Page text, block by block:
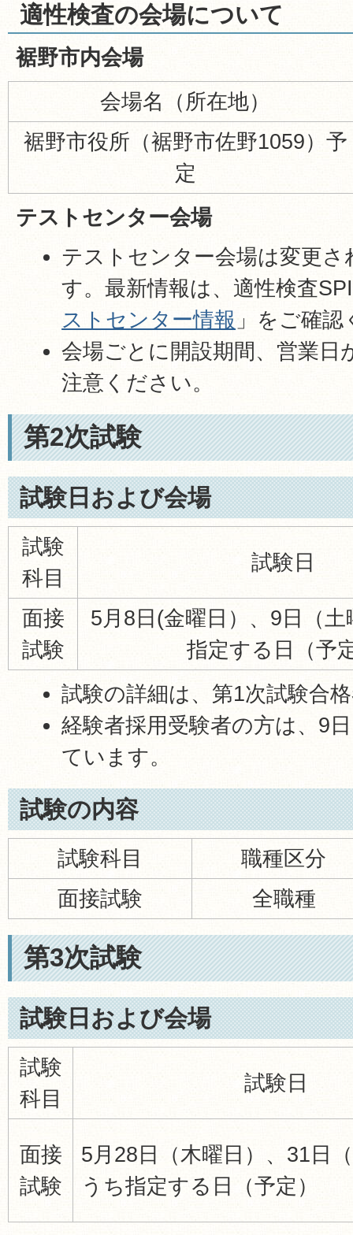
適性検査の会場について
裾野市内会場
会場名（所在地）
裾野市役所（裾野市佐野1059）予
定
テストセンター会場
テストセンター会場は変更
す。最新情報は、適性検査
ストセンター情報 」をご確
会場ごとに開設期間、営業日
注意ください。
第2次試験
試験日および会場
試験
科目
試験日
面接
試験
5月8日(金曜日）、9日（
指定する日（予
試験の詳細は、第1次試験合
経験者採用受験者の方は、9
ています。
試験の内容
試験科目
職種区分
面接試験
全職種
第3次試験
試験日および会場
試験
科目
試験日
面接
試験
5月28日（木曜日）、31日
うち指定する日（予定）